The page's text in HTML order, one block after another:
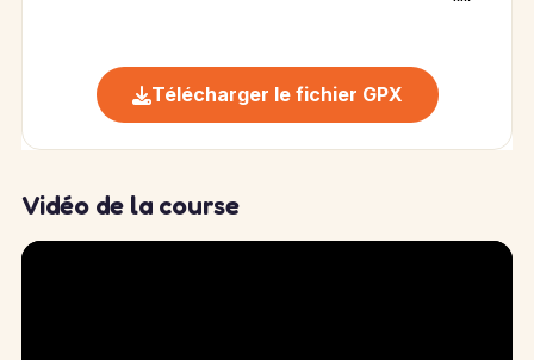
Télécharger le fichier GPX
Vidéo de la course